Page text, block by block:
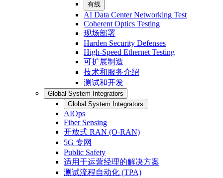
有线
AI Data Center Networking Test
Coherent Optics Testing
现场部署
Harden Security Defenses
High-Speed Ethernet Testing
可扩展制造
技术和服务介绍
测试和开发
Global System Integrators
Global System Integrators
AIOps
Fiber Sensing
开放式 RAN (O-RAN)
5G 专网
Public Safety
适用于运营经理的解决方案
测试流程自动化 (TPA)